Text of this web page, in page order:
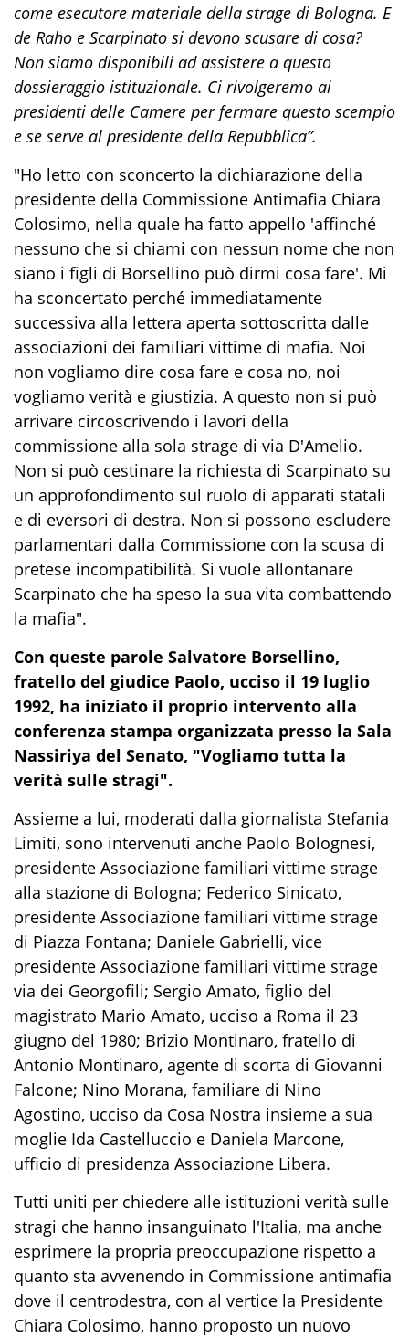
come esecutore materiale della strage di Bologna. E
de Raho e Scarpinato si devono scusare di cosa?
Non siamo disponibili ad assistere a questo
dossieraggio istituzionale. Ci rivolgeremo ai
presidenti delle Camere per fermare questo scempio
e se serve al presidente della Repubblica”.
"Ho letto con sconcerto la dichiarazione della
presidente della Commissione Antimafia Chiara
Colosimo, nella quale ha fatto appello 'affinché
nessuno che si chiami con nessun nome che non
siano i figli di Borsellino può dirmi cosa fare'. Mi
ha sconcertato perché immediatamente
successiva alla lettera aperta sottoscritta dalle
associazioni dei familiari vittime di mafia. Noi
non vogliamo dire cosa fare e cosa no, noi
vogliamo verità e giustizia. A questo non si può
arrivare circoscrivendo i lavori della
commissione alla sola strage di via D'Amelio.
Non si può cestinare la richiesta di Scarpinato su
un approfondimento sul ruolo di apparati statali
e di eversori di destra. Non si possono escludere
parlamentari dalla Commissione con la scusa di
pretese incompatibilità. Si vuole allontanare
Scarpinato che ha speso la sua vita combattendo
la mafia".
Con queste parole Salvatore Borsellino,
fratello del giudice Paolo, ucciso il 19 luglio
1992, ha iniziato il proprio intervento alla
conferenza stampa organizzata presso la Sala
Nassiriya del Senato, "Vogliamo tutta la
verità sulle stragi".
Assieme a lui, moderati dalla giornalista Stefania
Limiti, sono intervenuti anche Paolo Bolognesi,
presidente Associazione familiari vittime strage
alla stazione di Bologna; Federico Sinicato,
presidente Associazione familiari vittime strage
di Piazza Fontana; Daniele Gabrielli, vice
presidente Associazione familiari vittime strage
via dei Georgofili; Sergio Amato, figlio del
magistrato Mario Amato, ucciso a Roma il 23
giugno del 1980; Brizio Montinaro, fratello di
Antonio Montinaro, agente di scorta di Giovanni
Falcone; Nino Morana, familiare di Nino
Agostino, ucciso da Cosa Nostra insieme a sua
moglie Ida Castelluccio e Daniela Marcone,
ufficio di presidenza Associazione Libera.
Tutti uniti per chiedere alle istituzioni verità sulle
stragi che hanno insanguinato l'Italia, ma anche
esprimere la propria preoccupazione rispetto a
quanto sta avvenendo in Commissione antimafia
dove il centrodestra, con al vertice la Presidente
Chiara Colosimo, hanno proposto un nuovo